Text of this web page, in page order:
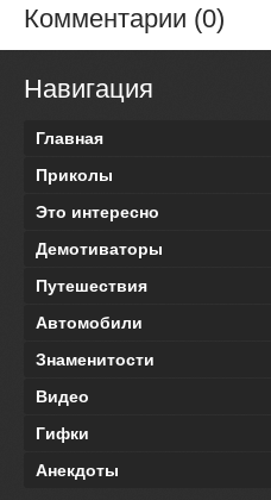
Комментарии (0)
Навигация
Главная
Приколы
Это интересно
Демотиваторы
Путешествия
Автомобили
Знаменитости
Видео
Гифки
Анекдоты